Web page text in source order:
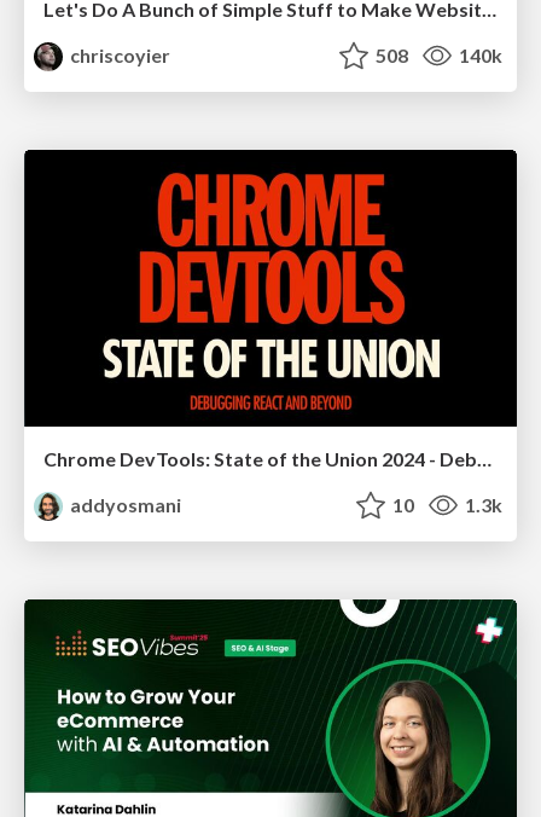
chriscoyier
508 140k
Chrome DevTools: State of the Union 2024 - Debugging React & Beyond
addyosmani
10 1.3k